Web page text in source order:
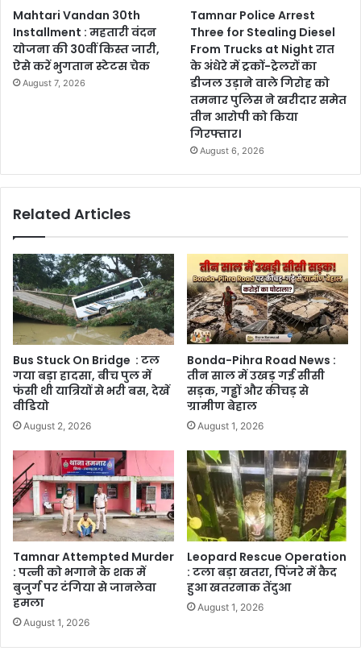
Mahtari Vandan 30th
Installment : महतारी वंदन
योजना की 30वीं किस्त जारी,
ऐसे करें भुगतान स्टेटस चेक
August 7, 2026
Tamnar Police Arrest
Three for Stealing Diesel
From Trucks at Night रात
के अंधेरे में ट्रकों-ट्रेलरों का
डीजल उड़ाने वाले गिरोह को
तमनार पुलिस ने खरीदार समेत
तीन आरोपी को किया
गिरफ्तार।
August 6, 2026
Related Articles
Bus Stuck On Bridge : टल
गया बड़ा हादसा, बीच पुल में
फंसी थी यात्रियों से भरी बस, देखें
वीडियो
August 2, 2026
Bonda-Pihra Road News :
तीन साल में उखड़ गई सीसी
सड़क, गड्ढों और कीचड़ से
ग्रामीण बेहाल
August 1, 2026
Tamnar Attempted Murder
: पत्नी को भगाने के शक में
बुजुर्ग पर टंगिया से जानलेवा
हमला
August 1, 2026
Leopard Rescue Operation
: टला बड़ा खतरा, पिंजरे में कैद
हुआ खतरनाक तेंदुआ
August 1, 2026